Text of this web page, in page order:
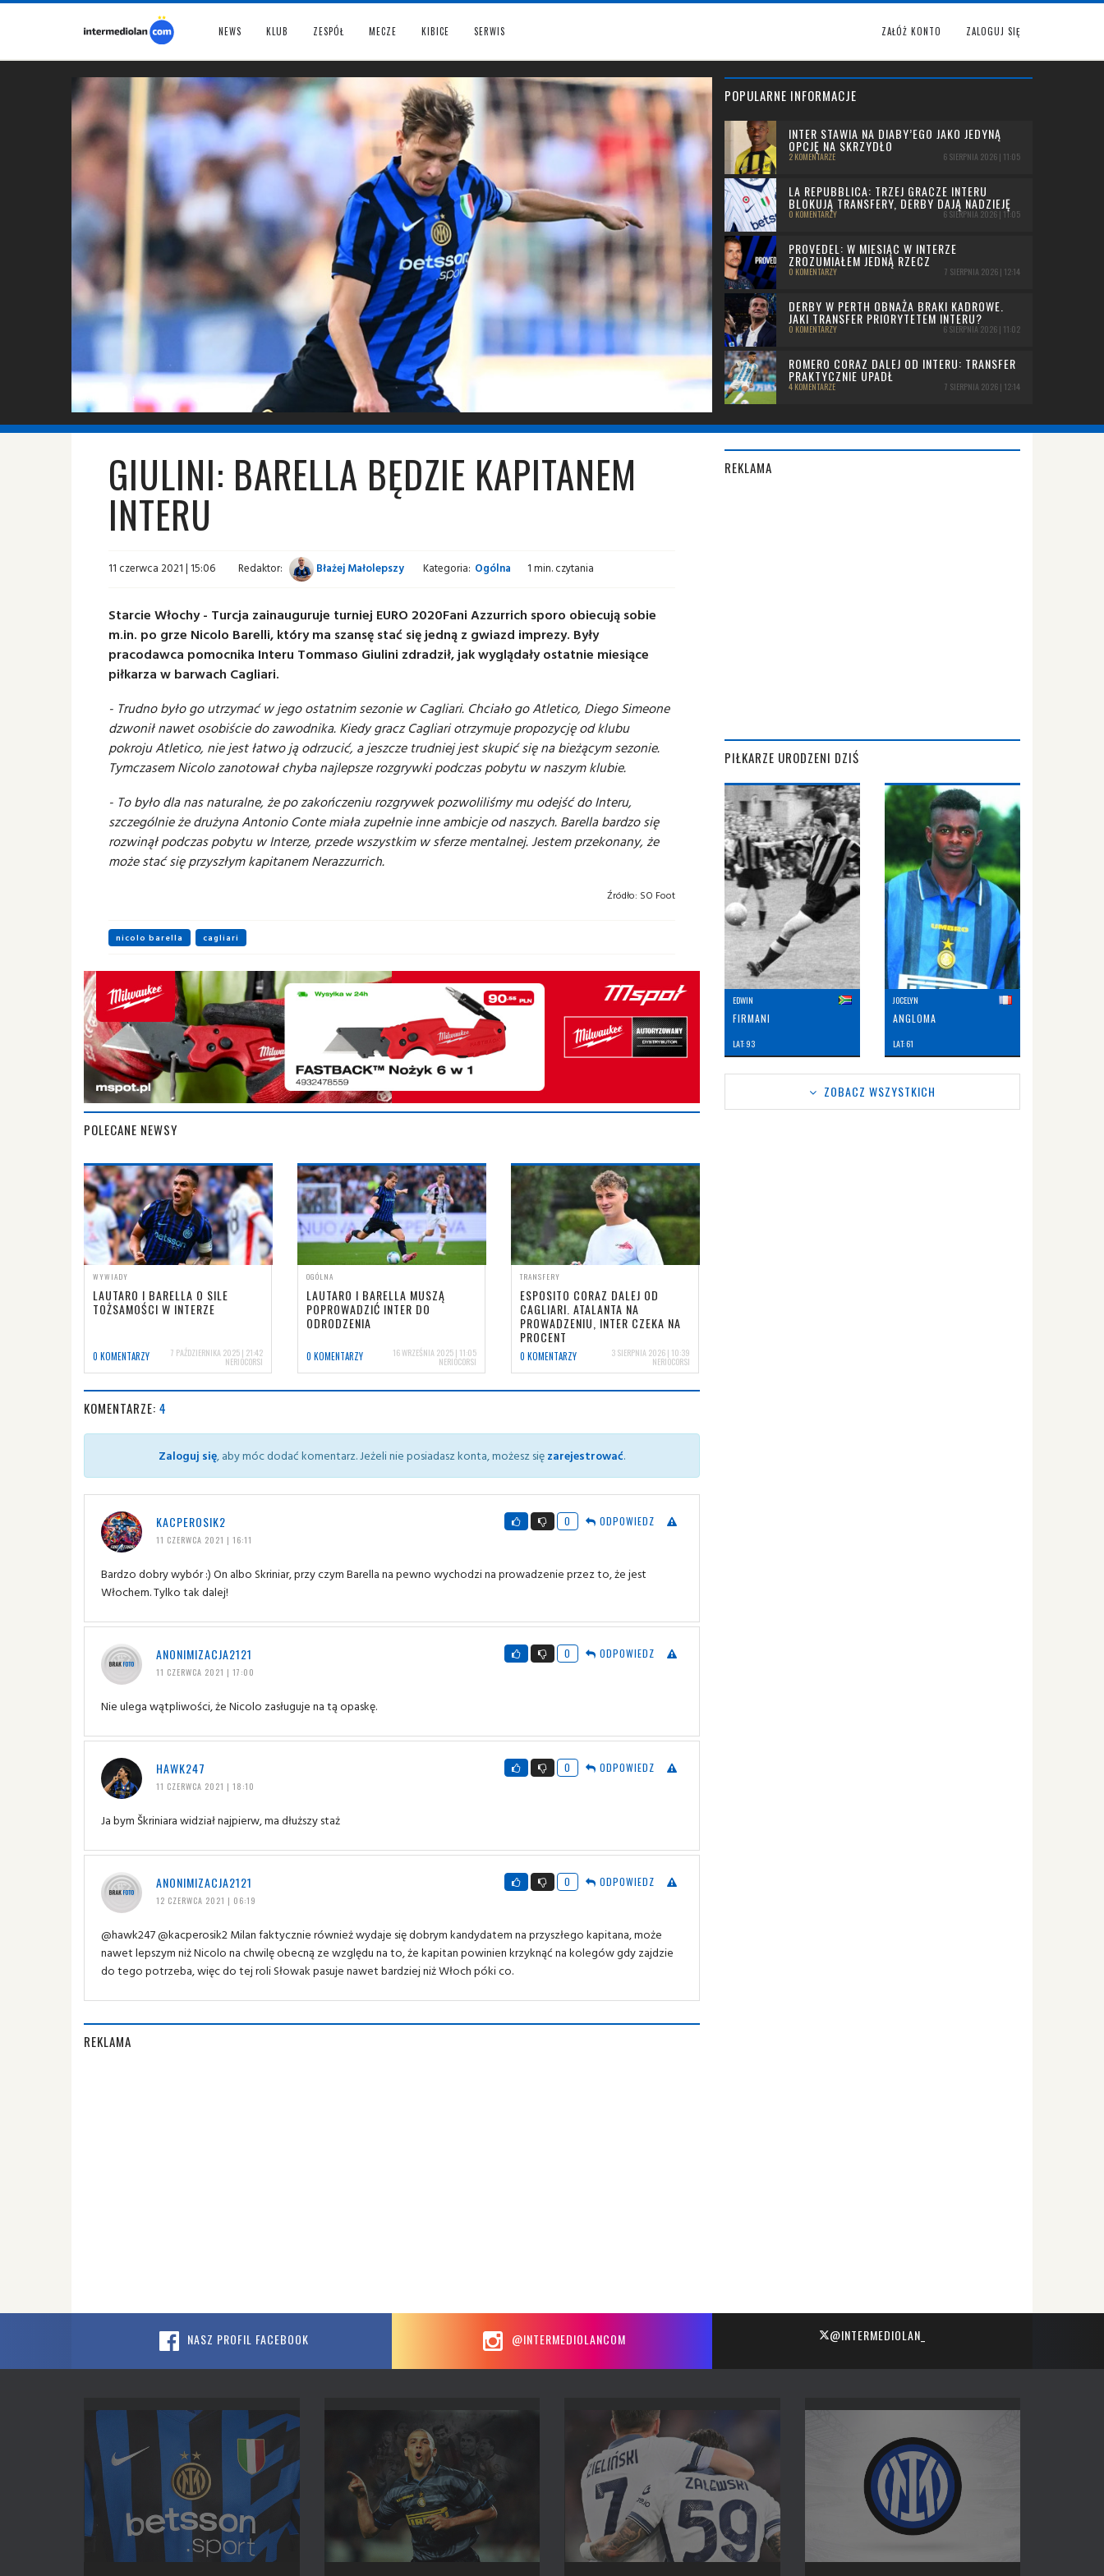
NEWS KLUB ZESPÓŁ MECZE KIBICE SERWIS ZAŁÓŻ KONTO ZALOGUJ SIĘ
fot. © inter.it
POPULARNE INFORMACJE
INTER STAWIA NA DIABY’EGO JAKO JEDYNĄ
OPCJĘ NA SKRZYDŁO
2 KOMENTARZE 6 SIERPNIA 2026 | 11:05
LA REPUBBLICA: TRZEJ GRACZE INTERU
BLOKUJĄ TRANSFERY, DERBY DAJĄ NADZIEJĘ
0 KOMENTARZY 6 SIERPNIA 2026 | 11:05
PROVEDEL: W MIESIĄC W INTERZE
ZROZUMIAŁEM JEDNĄ RZECZ
0 KOMENTARZY 7 SIERPNIA 2026 | 12:14
DERBY W PERTH OBNAŻA BRAKI KADROWE.
JAKI TRANSFER PRIORYTETEM INTERU?
0 KOMENTARZY 6 SIERPNIA 2026 | 11:02
ROMERO CORAZ DALEJ OD INTERU: TRANSFER
PRAKTYCZNIE UPADŁ
4 KOMENTARZE 7 SIERPNIA 2026 | 12:14
GIULINI: BARELLA BĘDZIE KAPITANEM
INTERU
11 czerwca 2021 | 15:06 Redaktor: Błażej Małolepszy Kategoria: Ogólna 1 min. czytania
Starcie Włochy - Turcja zainauguruje turniej EURO 2020Fani Azzurrich sporo obiecują sobie
m.in. po grze Nicolo Barelli, który ma szansę stać się jedną z gwiazd imprezy. Były
pracodawca pomocnika Interu Tommaso Giulini zdradził, jak wyglądały ostatnie miesiące
piłkarza w barwach Cagliari.
- Trudno było go utrzymać w jego ostatnim sezonie w Cagliari. Chciało go Atletico, Diego Simeone
dzwonił nawet osobiście do zawodnika. Kiedy gracz Cagliari otrzymuje propozycję od klubu
pokroju Atletico, nie jest łatwo ją odrzucić, a jeszcze trudniej jest skupić się na bieżącym sezonie.
Tymczasem Nicolo zanotował chyba najlepsze rozgrywki podczas pobytu w naszym klubie.
- To było dla nas naturalne, że po zakończeniu rozgrywek pozwoliliśmy mu odejść do Interu,
szczególnie że drużyna Antonio Conte miała zupełnie inne ambicje od naszych. Barella bardzo się
rozwinął podczas pobytu w Interze, przede wszystkim w sferze mentalnej. Jestem przekonany, że
może stać się przyszłym kapitanem Nerazzurrich.
Źródło: SO Foot
nicolo barella cagliari
POLECANE NEWSY
WYWIADY
LAUTARO I BARELLA O SILE
TOŻSAMOŚCI W INTERZE
0 KOMENTARZY 7 PAŹDZIERNIKA 2025 | 21:42
NERIOCORSI
OGÓLNA
LAUTARO I BARELLA MUSZĄ
POPROWADZIĆ INTER DO
ODRODZENIA
0 KOMENTARZY 16 WRZEŚNIA 2025 | 11:05
NERIOCORSI
TRANSFERY
ESPOSITO CORAZ DALEJ OD
CAGLIARI. ATALANTA NA
PROWADZENIU, INTER CZEKA NA
PROCENT
0 KOMENTARZY 3 SIERPNIA 2026 | 10:39
NERIOCORSI
KOMENTARZE: 4
Zaloguj się, aby móc dodać komentarz. Jeżeli nie posiadasz konta, możesz sięzarejestrować.
KACPEROSIK2
11 CZERWCA 2021 | 16:11
0 ODPOWIEDZ
Bardzo dobry wybór :) On albo Skriniar, przy czym Barella na pewno wychodzi na prowadzenie przez to, że jest
Włochem. Tylko tak dalej!
ANONIMIZACJA2121
11 CZERWCA 2021 | 17:00
0 ODPOWIEDZ
Nie ulega wątpliwości, że Nicolo zasługuje na tą opaskę.
HAWK247
11 CZERWCA 2021 | 18:10
0 ODPOWIEDZ
Ja bym Škriniara widział najpierw, ma dłuższy staż
ANONIMIZACJA2121
12 CZERWCA 2021 | 06:19
0 ODPOWIEDZ
@hawk247 @kacperosik2 Milan faktycznie również wydaje się dobrym kandydatem na przyszłego kapitana, może
nawet lepszym niż Nicolo na chwilę obecną ze względu na to, że kapitan powinien krzyknąć na kolegów gdy zajdzie
do tego potrzeba, więc do tej roli Słowak pasuje nawet bardziej niż Włoch póki co.
REKLAMA
REKLAMA
PIŁKARZE URODZENI DZIŚ
EDWIN
FIRMANI
LAT: 93
JOCELYN
ANGLOMA
LAT: 61
ZOBACZ WSZYSTKICH
NASZ PROFIL FACEBOOK @INTERMEDIOLANCOM @INTERMEDIOLAN_